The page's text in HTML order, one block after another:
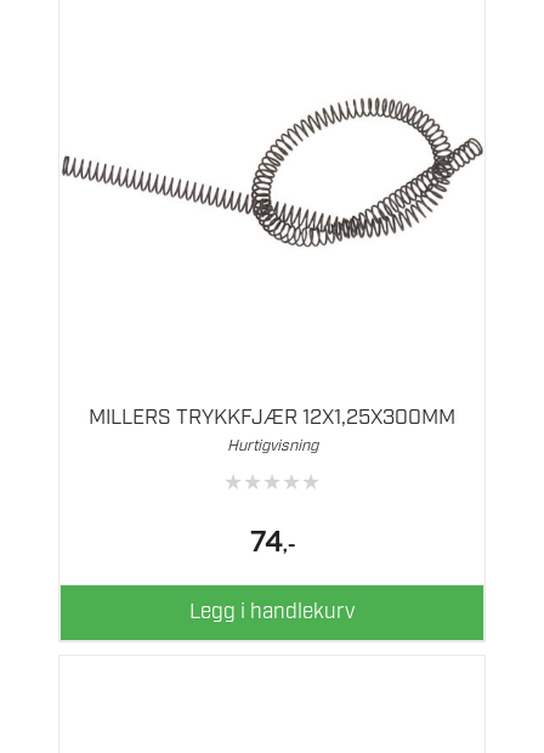
MILLERS TRYKKFJÆR 12X1,25X300MM
Hurtigvisning
★★★★★
74,-
Legg i handlekurv